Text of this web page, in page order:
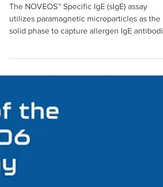
ImmunoCAP Spezifischen IgE-
The NOVEOS™ Specific IgE (sIgE) assay